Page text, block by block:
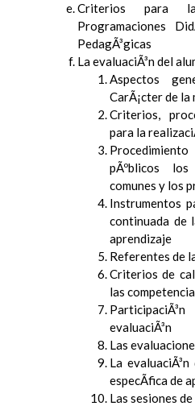
Criterios para
Programaciones
PedagÃ³gicas
La evaluaciÃ³n del
Aspectos
CarÃ¡cter de la
Criterios,
para la
pÃºblicos
comunes y los
Instrumentos
continuada de
aprendizaje
Referentes de
Criterios de
las
evaluaciÃ³n
Las
La
especÃ­fica de
Las sesiones